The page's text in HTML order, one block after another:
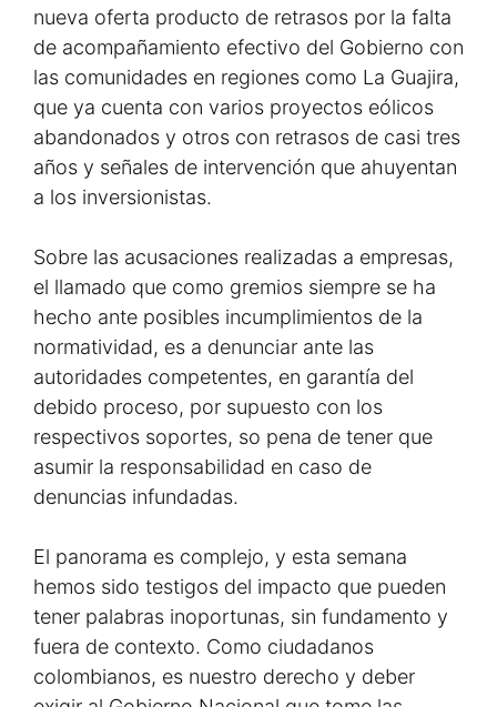
nueva oferta producto de retrasos por la falta
de acompañamiento efectivo del Gobierno con
las comunidades en regiones como La Guajira,
que ya cuenta con varios proyectos eólicos
abandonados y otros con retrasos de casi tres
años y señales de intervención que ahuyentan
a los inversionistas.
Sobre las acusaciones realizadas a empresas,
el llamado que como gremios siempre se ha
hecho ante posibles incumplimientos de la
normatividad, es a denunciar ante las
autoridades competentes, en garantía del
debido proceso, por supuesto con los
respectivos soportes, so pena de tener que
asumir la responsabilidad en caso de
denuncias infundadas.
El panorama es complejo, y esta semana
hemos sido testigos del impacto que pueden
tener palabras inoportunas, sin fundamento y
fuera de contexto. Como ciudadanos
colombianos, es nuestro derecho y deber